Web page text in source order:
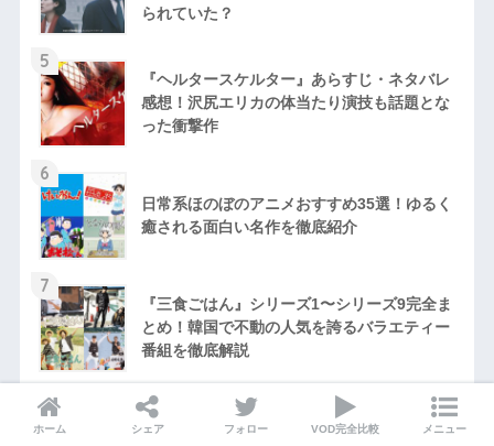
られていた？
5
『ヘルタースケルター』あらすじ・ネタバレ
感想！沢尻エリカの体当たり演技も話題とな
った衝撃作
6
日常系ほのぼのアニメおすすめ35選！ゆるく
癒される面白い名作を徹底紹介
7
『三食ごはん』シリーズ1〜シリーズ9完全ま
とめ！韓国で不動の人気を誇るバラエティー
番組を徹底解説
8
短い映画おすすめ44選！短編アニメから80～
90分台の上映時間で見られる名作まで一挙紹
ホーム シェア フォロー VOD完全比較 メニュー